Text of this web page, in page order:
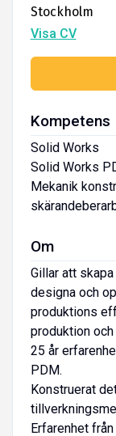
Stockholm
Visa CV
Kompetens
Solid Works
Solid Works
Mekanik
Om
Gillar att
designa och
produktions
produktion
25 år
PDM.
Konstruerat
Erfarenhet